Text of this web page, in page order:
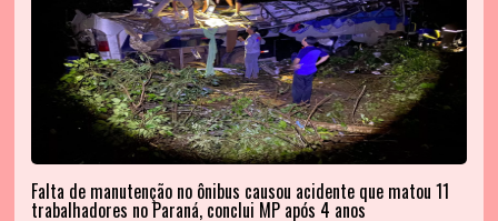
Falta de manutenção no ônibus causou acidente que matou 11
trabalhadores no Paraná, conclui MP após 4 anos